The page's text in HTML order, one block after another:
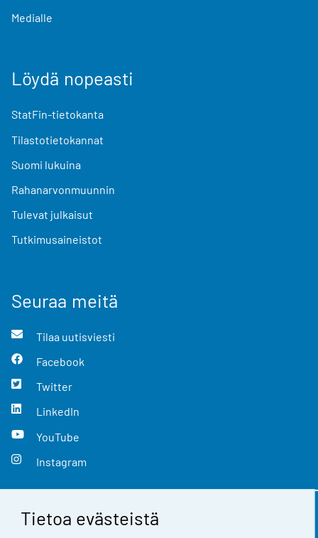
Tietoa evästeistä
Medialle
Löydä nopeasti
StatFin-tietokanta
Tilastotietokannat
Suomi lukuina
Rahanarvonmuunnin
Tulevat julkaisut
Tutkimusaineistot
Seuraa meitä
Tilaa uutisviesti
Facebook
Twitter
LinkedIn
YouTube
Instagram
Yhteystiedot